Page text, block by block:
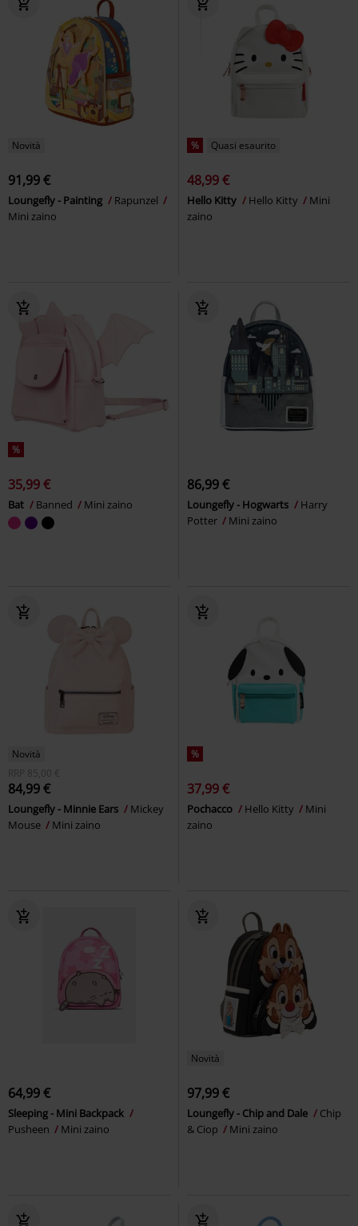
Novità
91,99 €
Loungefly - Painting
Rapunzel
Mini zaino
% Quasi esaurito
48,99 €
Hello Kitty Hello Kitty
Mini
zaino
%
35,99 €
Bat Banned Mini zaino
86,99 €
Loungefly - Hogwarts
Harry
Potter
Mini zaino
Novità
RRP
85,00 €
84,99 €
Loungefly - Minnie Ears
Mickey
Mouse
Mini zaino
%
37,99 €
Pochacco Hello Kitty
Mini
zaino
64,99 €
Sleeping - Mini Backpack
Pusheen
Mini zaino
Novità
97,99 €
Loungefly - Chip and Dale
Chip
& Ciop
Mini zaino